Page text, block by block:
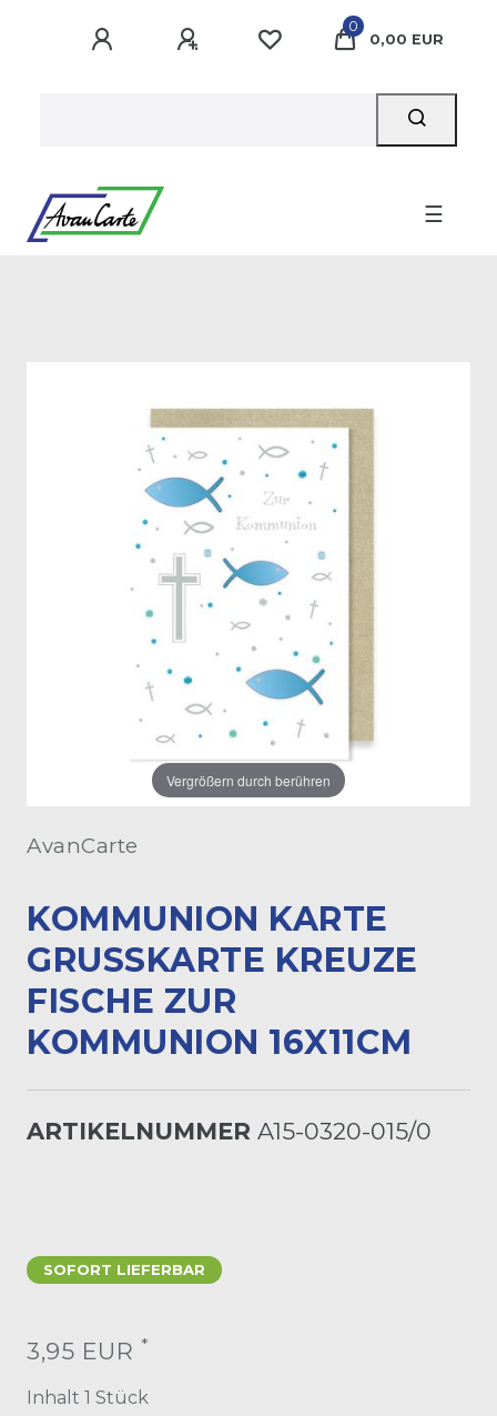
0
0,00 EUR
☰
Vergrößern durch berühren
AvanCarte
KOMMUNION KARTE
GRUSSKARTE KREUZE F
ISCHE ZUR K
OMMUNION 16X11CM
ARTIKELNUMMER A15-0320-015/0
SOFORT LIEFERBAR
3,95 EUR *
Inhalt 1 Stück